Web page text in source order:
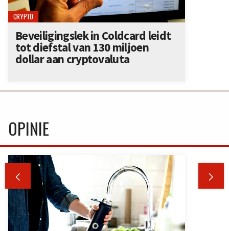
CRYPTO
Beveiligingslek in Coldcard leidt
tot diefstal van 130 miljoen
dollar aan cryptovaluta
OPINIE
 